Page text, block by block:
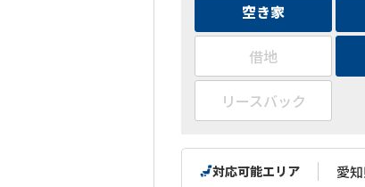
空き家
借地
リースバック
対応可能エリア 愛